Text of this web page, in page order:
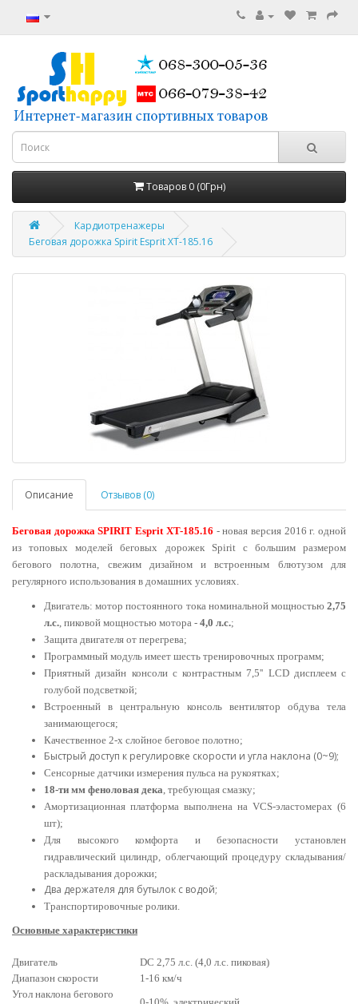
Товаров 0 (0Грн)
Кардиотренажеры
Беговая дорожка Spirit Esprit XT-185.16
Описание Отзывов (0)
Беговая дорожка SPIRIT Esprit XT-185.16 - новая версия 2016 г. одной
из топовых моделей беговых дорожек Spirit с большим размером
бегового полотна, свежим дизайном и встроенным блютузом для
регулярного использования в домашних условиях.
Двигатель: мотор постоянного тока номинальной мощностью 2,75
л.с., пиковой мощностью мотора - 4,0 л.с.;
Защита двигателя от перегрева;
Программный модуль имеет шесть тренировочных программ;
Приятный дизайн консоли с контрастным 7,5'' LCD дисплеем с
голубой подсветкой;
Встроенный в центральную консоль вентилятор обдува тела
занимающегося;
Качественное 2-х слойное беговое полотно;
Быстрый доступ к регулировке скорости и угла наклона (0~9);
Сенсорные датчики измерения пульса на рукоятках;
18-ти мм феноловая дека, требующая смазку;
Амортизационная платформа выполнена на VCS-эластомерах (6
шт);
Для высокого комфорта и безопасности установлен
гидравлический цилиндр, облегчающий процедуру складывания/
раскладывания дорожки;
Два держателя для бутылок с водой;
Транспортировочные ролики.
Основные характеристики
Двигатель
DC 2,75 л.с. (4,0 л.с. пиковая)
Диапазон скорости
1-16 км/ч
Угол наклона бегового